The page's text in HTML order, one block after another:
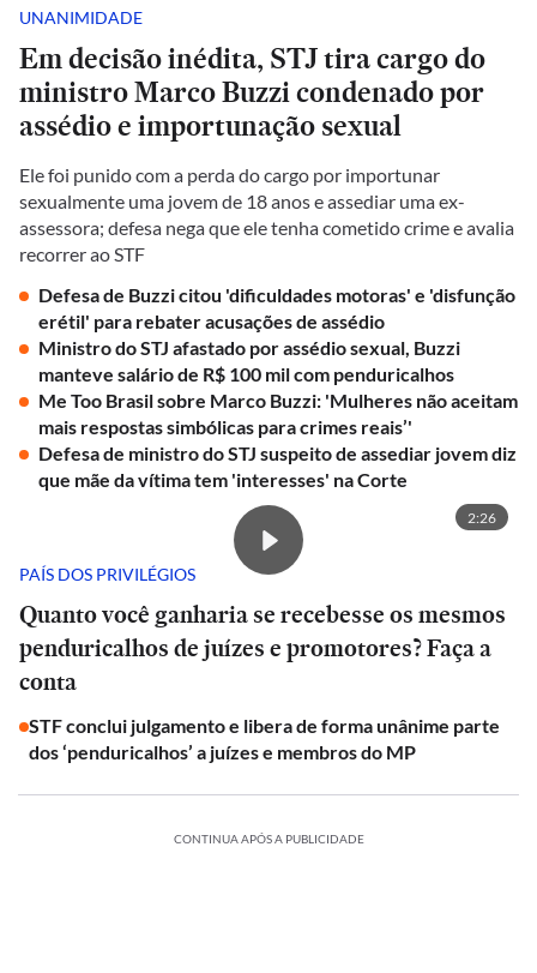
UNANIMIDADE
Em decisão inédita, STJ tira cargo do
ministro Marco Buzzi condenado por
assédio e importunação sexual
Ele foi punido com a perda do cargo por importunar
sexualmente uma jovem de 18 anos e assediar uma ex-
assessora; defesa nega que ele tenha cometido crime e avalia
recorrer ao STF
Defesa de Buzzi citou 'dificuldades motoras' e 'disfunção
erétil' para rebater acusações de assédio
Ministro do STJ afastado por assédio sexual, Buzzi
manteve salário de R$ 100 mil com penduricalhos
Me Too Brasil sobre Marco Buzzi: 'Mulheres não aceitam
mais respostas simbólicas para crimes reais’'
Defesa de ministro do STJ suspeito de assediar jovem diz
que mãe da vítima tem 'interesses' na Corte
2:26
PAÍS DOS PRIVILÉGIOS
Quanto você ganharia se recebesse os mesmos
penduricalhos de juízes e promotores? Faça a
conta
STF conclui julgamento e libera de forma unânime parte
dos ‘penduricalhos’ a juízes e membros do MP
CONTINUA APÓS A PUBLICIDADE